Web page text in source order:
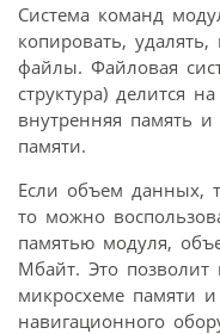
Система команд
копировать,
файлы. Файловая
структура) делится
внутренняя память
памяти.
Если объем данных,
то можно
памятью модуля,
Мбайт. Это
микросхеме памяти и
навигационного